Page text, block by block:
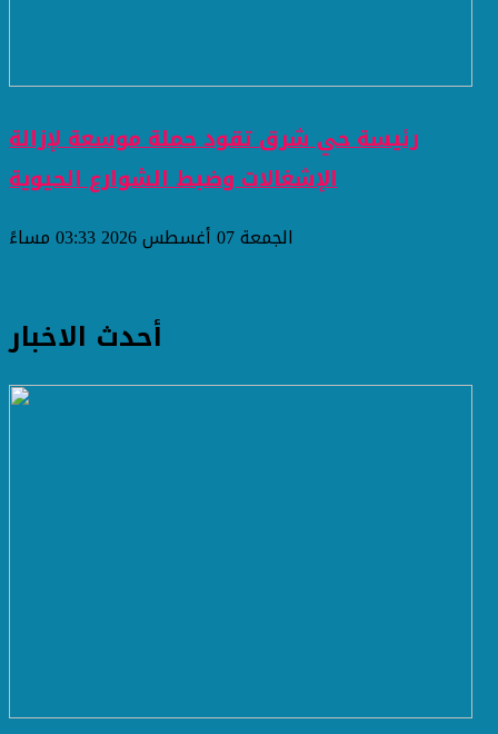
رئيسة حي شرق تقود حملة موسعة لإزالة
الإشغالات وضبط الشوارع الحيوية
الجمعة 07 أغسطس 2026 03:33 مساءً
أحدث الاخبار